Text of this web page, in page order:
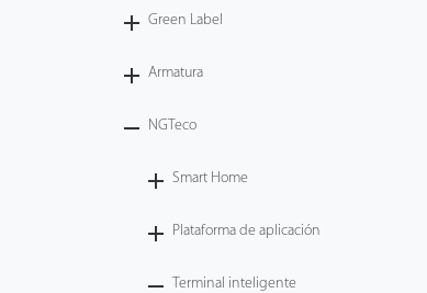
Green Label
Armatura
NGTeco
Smart Home
Plataforma de aplicación
Terminal inteligente